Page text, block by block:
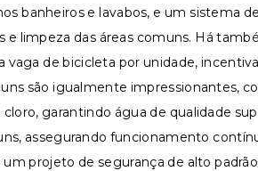
banheiros e lavabos, e um sistema
e limpeza das áreas comuns. Há
vaga de bicicleta por unidade,
são igualmente impressionantes,
garantindo água de qualidade
assegurando funcionamento
projeto de segurança de alto